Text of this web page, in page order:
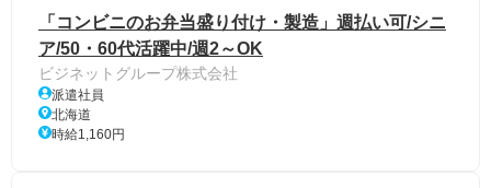
「コンビニのお弁当盛り付け・製造」週払い可/シニ
ア/50・60代活躍中/週2～OK
ビジネットグループ株式会社
派遣社員
北海道
時給1,160円